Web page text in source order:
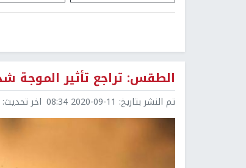
الطقس: تراجع تأثير الموجة
تم النشر بتاريخ: 2020-09-11 08:34 اخر تحديث: